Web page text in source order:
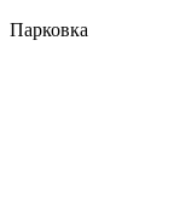
Парковка